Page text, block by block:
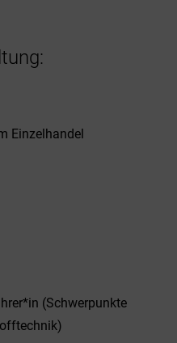
Einzelhandel
(Schwerpunkte